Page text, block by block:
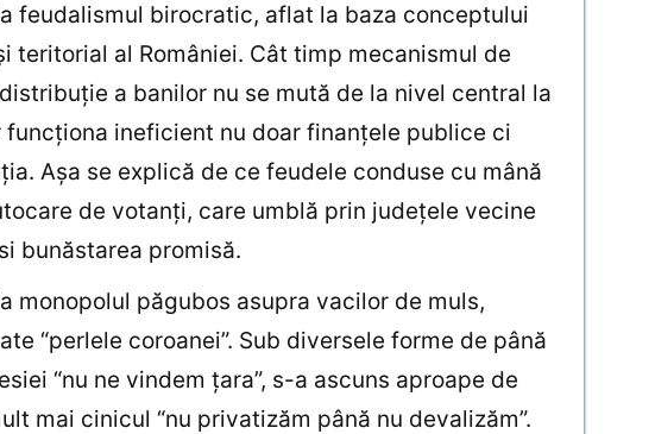
feudalismul birocratic, aflat la baza conceptului
teritorial al României. Cât timp mecanismul de
a banilor nu se mută de la nivel central la
funcţiona ineficient nu doar finanţele publice ci
Aşa se explică de ce feudele conduse cu mână
de votanţi, care umblă prin judeţele vecine
bunăstarea promisă.
monopolul păgubos asupra vacilor de muls,
“perlele coroanei”. Sub diversele forme de până
“nu ne vindem ţara”, s-a ascuns aproape de
mai cinicul “nu privatizăm până nu devalizăm”.